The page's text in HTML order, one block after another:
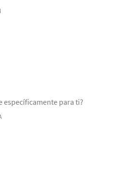
específicamente para ti?